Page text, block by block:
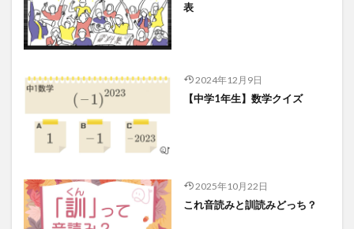
表
2024年12月9日
【中学1年生】数学クイズ
2025年10月22日
これ音読みと訓読みどっち？